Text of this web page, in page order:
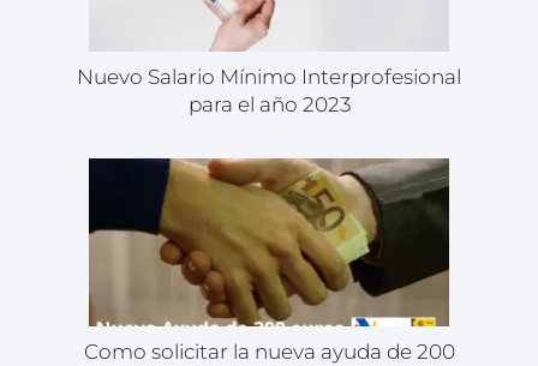
Nuevo Salario Mínimo Interprofesional
para el año 2023
Como solicitar la nueva ayuda de 200